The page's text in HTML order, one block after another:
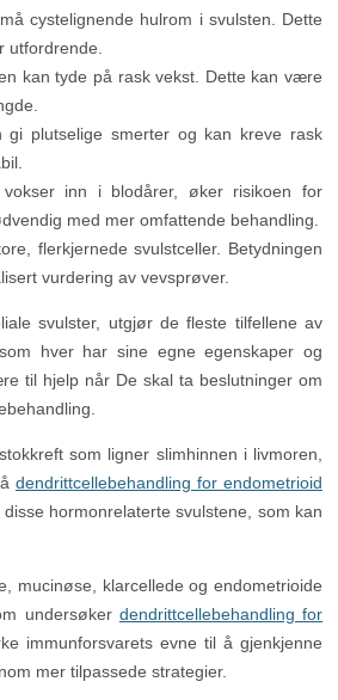
cystelignende hulrom i svulsten. Dette
utfordrende.
kan tyde på rask vekst. Dette kan være
gi plutselige smerter og kan kreve rask
vokser inn i blodårer, øker risikoen for
med mer omfattende behandling.
flerkjernede svulstceller. Betydningen
vurdering av vevsprøver.
svulster, utgjør de fleste tilfellene av
hver har sine egne egenskaper og
til hjelp når De skal ta beslutninger om
som ligner slimhinnen i livmoren,
dendrittcellebehandling for endometrioid
hormonrelaterte svulstene, som kan
mucinøse, klarcellede og endometrioide
undersøker dendrittcellebehandling for
immunforsvarets evne til å gjenkjenne
mer tilpassede strategier.